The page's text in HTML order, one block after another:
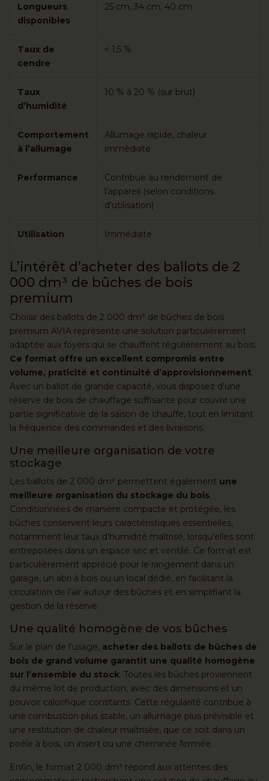
Longueurs
disponibles
25 cm, 34 cm, 40 cm
Taux de
cendre
< 1,5 %
Taux
d’humidité
10 % à 20 % (sur brut)
Comportement
à l’allumage
Allumage rapide, chaleur
immédiate
Performance
Contribue au rendement de
l’appareil (selon conditions
d’utilisation)
Utilisation Immédiate
L’intérêt d’acheter des ballots de 2
000 dm³ de bûches de bois
premium
Choisir des ballots de 2 000 dm³ de bûches de bois
premium AVIA représente une solution particulièrement
adaptée aux foyers qui se chauffent régulièrement au bois.
Ce format offre un excellent compromis entre
volume, praticité et continuité d’approvisionnement.
Avec un ballot de grande capacité, vous disposez d’une
réserve de bois de chauffage suffisante pour couvrir une
partie significative de la saison de chauffe, tout en limitant
la fréquence des commandes et des livraisons.
Une meilleure organisation de votre
stockage
Les ballots de 2 000 dm³ permettent également une
meilleure organisation du stockage du bois.
Conditionnées de manière compacte et protégée, les
bûches conservent leurs caractéristiques essentielles,
notamment leur taux d’humidité maîtrisé, lorsqu’elles sont
entreposées dans un espace sec et ventilé. Ce format est
particulièrement apprécié pour le rangement dans un
garage, un abri à bois ou un local dédié, en facilitant la
circulation de l’air autour des bûches et en simplifiant la
gestion de la réserve.
Une qualité homogène de vos bûches
Sur le plan de l’usage, acheter des ballots de bûches de
bois de grand volume garantit une qualité homogène
sur l’ensemble du stock. Toutes les bûches proviennent
du même lot de production, avec des dimensions et un
pouvoir calorifique constants. Cette régularité contribue à
une combustion plus stable, un allumage plus prévisible et
une restitution de chaleur maîtrisée, que ce soit dans un
poêle à bois, un insert ou une cheminée fermée.
Enfin, le format 2 000 dm³ répond aux attentes des